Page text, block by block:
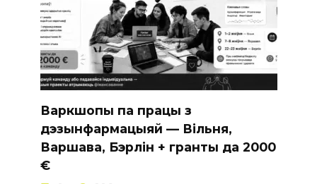
Варкшопы па працы з
дэзынфармацыяй — Вільня,
Варшава, Бэрлін + гранты да 2000
€